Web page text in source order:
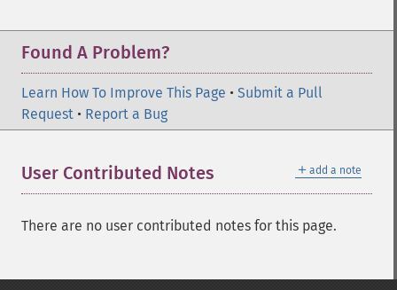
Found A Problem?
Learn How To Improve This Page • Submit a Pull
Request • Report a Bug
＋ add a note
User Contributed Notes
There are no user contributed notes for this page.